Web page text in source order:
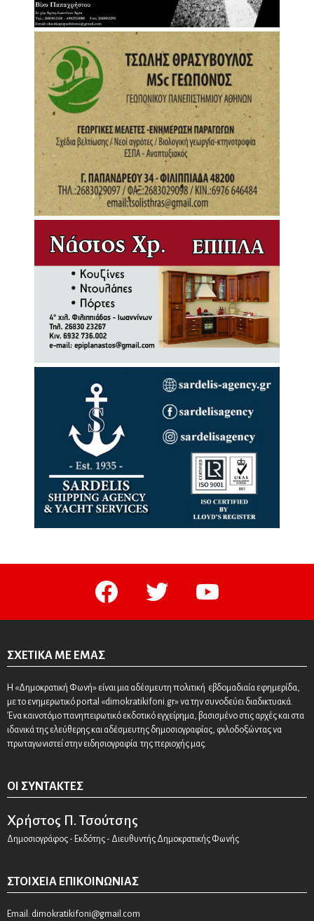
facebook twitter youtube
ΣΧΕΤΙΚΆ ΜΕ ΕΜΆΣ
Η «Δημοκρατική Φωνή» είναι μια αδέσμευτη πολιτική εβδομαδιαία εφημερίδα,
με το ενημερωτικό portal «dimokratikifoni.gr» να την συνοδεύει διαδικτυακά.
Ένα καινοτόμο πανηπειρωτικό εκδοτικό εγχείρημα, βασισμένο στις αρχές και στα
ιδανικά της ελεύθερης και αδέσμευτης δημοσιογραφίας, φιλοδοξώντας να
πρωταγωνιστεί στην ειδησιογραφία της περιοχής μας.
ΟΙ ΣΥΝΤΆΚΤΕΣ
Χρήστος Π. Τσούτσης
Δημοσιογράφος - Εκδότης - Διευθυντής Δημοκρατικής Φωνής
ΣΤΟΙΧΕΊΑ ΕΠΙΚΟΙΝΩΝΊΑΣ
Email: dimokratikifoni@gmail.com